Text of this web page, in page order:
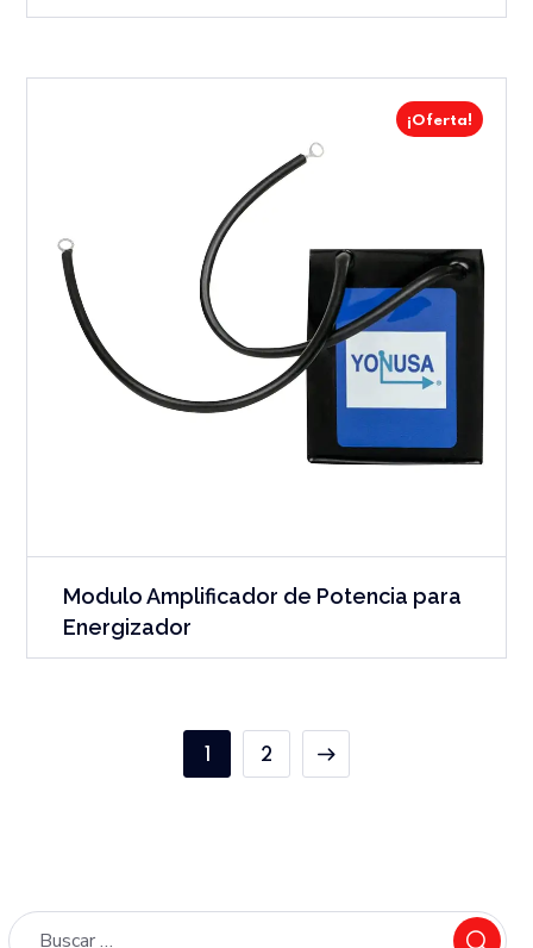
¡Oferta!
Modulo Amplificador de Potencia para
Energizador
2